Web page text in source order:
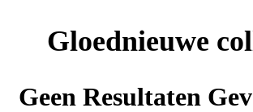
Gloednieuwe
Geen Resultaten